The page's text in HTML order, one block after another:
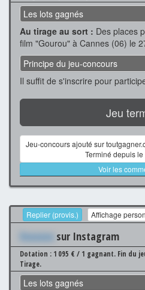
Les lots gagnés
Au tirage au sort : Des places
film "Gourou" à Cannes (06) le
Principe du jeu-concours
Il suffit de s'inscrire pour
Jeu
Jeu-concours ajouté sur
Terminé depuis le
Voir les
Replier (provis.) Affichage
Xxxxxxx sur Instagram
Dotation : 1 095 € / 1 gagnant. Fin du
Tirage.
Les lots gagnés